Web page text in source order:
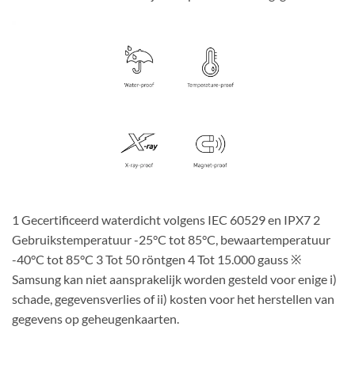
1 Gecertificeerd waterdicht volgens IEC 60529 en IPX7 2
Gebruikstemperatuur -25°C tot 85°C, bewaartemperatuur
-40°C tot 85°C 3 Tot 50 röntgen 4 Tot 15.000 gauss ※
Samsung kan niet aansprakelijk worden gesteld voor enige i)
schade, gegevensverlies of ii) kosten voor het herstellen van
gegevens op geheugenkaarten.